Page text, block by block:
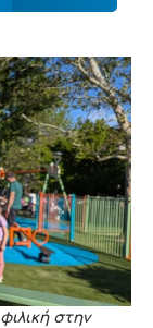
στην